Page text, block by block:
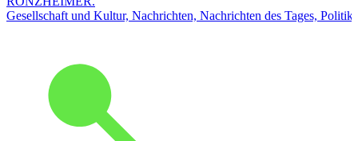
Gesellschaft und Kultur, Nachrichten, Nachrichten des Tages, Politik